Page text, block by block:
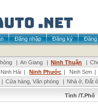
Đăng nhập Đăng ký
Đăng
| An Giang | Ninh Thuận |
Ninh Hải | Ninh Phước | Ninh Sơn |
| Cửa hàng, Văn phòng | Nhà ở, Đất ở
Tỉnh /T.Phố